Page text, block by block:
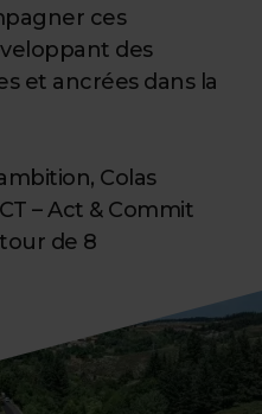
ces
des
et ancrées dans la
Colas
– Act & Commit
de 8